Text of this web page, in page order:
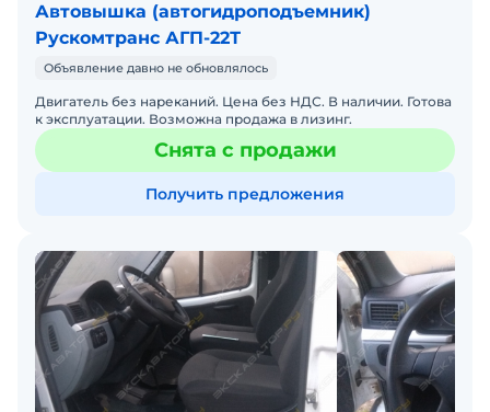
Автовышка (автогидроподъемник)
Рускомтранс АГП-22Т
Объявление давно не обновлялось
Двигатель без нареканий. Цена без НДС. В наличии. Готова
к эксплуатации. Возможна продажа в лизинг.
Снята с продажи
Получить предложения